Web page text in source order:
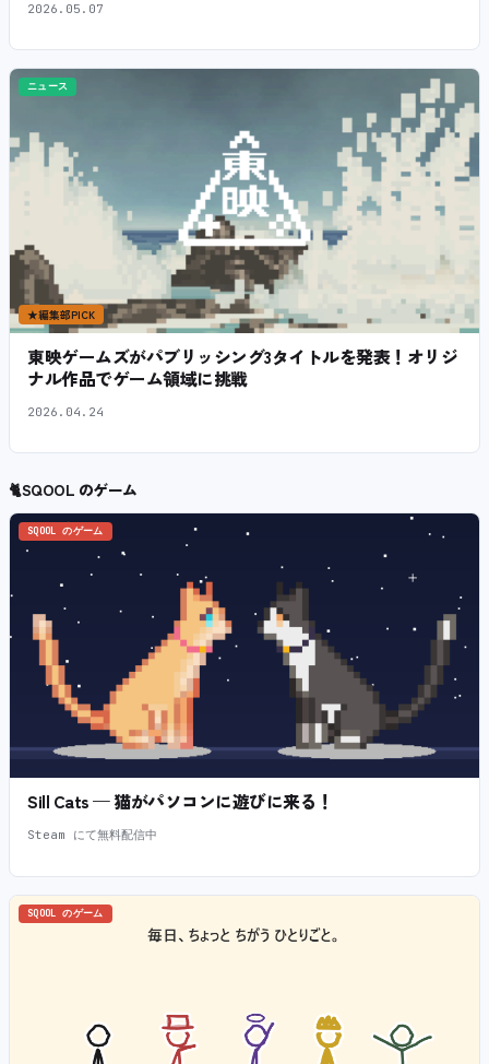
2026.05.07
ニュース
★編集部PICK
東映ゲームズがパブリッシング3タイトルを発表！オリジ
ナル作品でゲーム領域に挑戦
2026.04.24
🐈SQOOL のゲーム
SQOOL のゲーム
Sill Cats — 猫がパソコンに遊びに来る！
Steam にて無料配信中
SQOOL のゲーム